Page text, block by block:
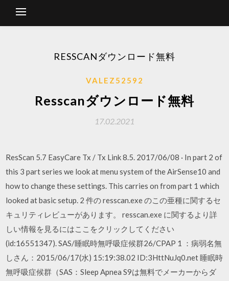
RESSCANダウンロード無料
VALEZ52592
Resscanダウンロード無料
17.02.2021
ResScan 5.7 EasyCare Tx / Tx Link 8.5. 2017/06/08 · In part 2 of
this 3 part series we look at menu system of the AirSense10 and
how to change these settings. This carries on from part 1 which
looked at basic setup. 2 件の resscan.exe のこの亜種に関するセ
キュリティレビューがあります。 resscan.exe に関するより詳
しい情報を見るにはここをクリックしてください
(id:16551347). SAS/睡眠時無呼吸症候群26/CPAP 1 ：病弱名無
しさん：2015/06/17(水) 15:19:38.02 ID:3HttNuJq0.net 睡眠時
無呼吸症候群（SAS：Sleep Apnea S9は無料でメーカーからダ